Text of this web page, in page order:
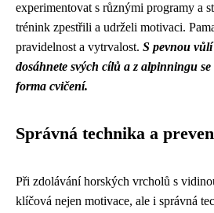
experimentovat s různými programy a
trénink zpestřili a udrželi motivaci.
pravidelnost a vytrvalost. S pevnou
dosáhnete svých cílů a z alpinningu se
forma cvičení.
Správná technika a
Při zdolávání horských vrcholů s
klíčová nejen motivace, ale i správná